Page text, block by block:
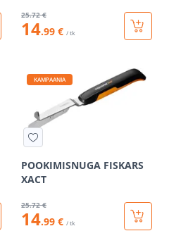
25.72 €
14.99 € / tk
KAMPAANIA
POOKIMISNUGA FISKARS
XACT
25.72 €
14.99 € / tk